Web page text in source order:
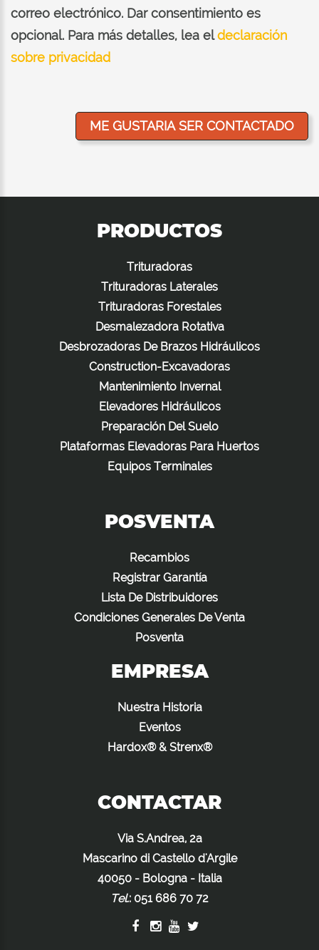
correo electrónico. Dar consentimiento es
opcional. Para más detalles, lea eldeclaración
sobre privacidad
PRODUCTOS
Trituradoras
Trituradoras Laterales
Trituradoras Forestales
Desmalezadora Rotativa
Desbrozadoras De Brazos Hidráulicos
Construction-Excavadoras
Mantenimiento Invernal
Elevadores Hidráulicos
Preparación Del Suelo
Plataformas Elevadoras Para Huertos
Equipos Terminales
POSVENTA
Recambios
Registrar Garantía
Lista De Distribuidores
Condiciones Generales De Venta
Posventa
EMPRESA
Nuestra Historia
Eventos
Hardox® & Strenx®
CONTACTAR
Via S.Andrea, 2a
Mascarino di Castello d'Argile
40050 - Bologna - Italia
Tel.: 051 686 70 72